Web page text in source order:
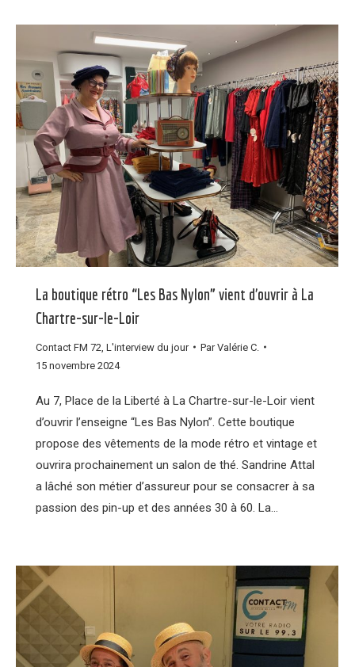
La boutique rétro “Les Bas Nylon” vient d’ouvrir à La
Chartre-sur-le-Loir
Contact FM 72 L'interview du jour ParValérie C.
15 novembre 2024
Au 7, Place de la Liberté à La Chartre-sur-le-Loir vient
d’ouvrir l’enseigne “Les Bas Nylon”. Cette boutique
propose des vêtements de la mode rétro et vintage et
ouvrira prochainement un salon de thé. Sandrine Attal
a lâché son métier d’assureur pour se consacrer à sa
passion des pin-up et des années 30 à 60. La…